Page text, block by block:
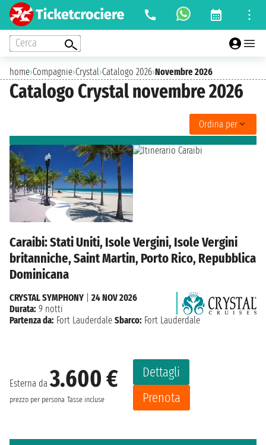
Cerca
home›Compagnie›Crystal›Catalogo 2026›Novembre 2026
Catalogo Crystal novembre 2026
Ordina per
Caraibi: Stati Uniti, Isole Vergini, Isole Vergini
britanniche, Saint Martin, Porto Rico, Repubblica
Dominicana
Esterna da3.600 €
prezzo per persona Tasse incluse
Dettagli
Prenota
CRYSTAL SYMPHONY
24 NOV 2026
Durata: 9 notti
Partenza da: Fort Lauderdale Sbarco: Fort Lauderdale